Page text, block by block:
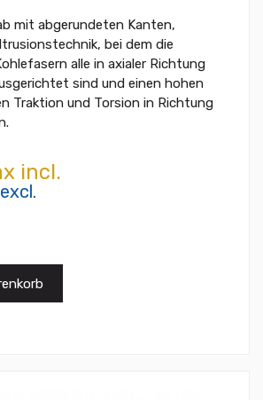
mit abgerundeten Kanten,
bei dem die
alle in axialer Richtung
sind und einen hohen
Traktion und Torsion in Richtung
incl.